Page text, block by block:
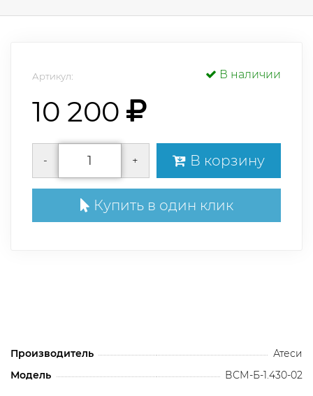
Артикул: В наличии
10 200
- + В корзину
Купить в один клик
Производитель
Атеси
Модель
ВСМ-Б-1.430-02